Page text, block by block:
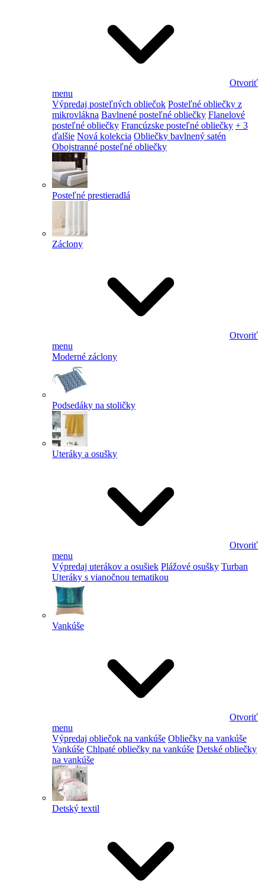
Otvoriť
menu
Výpredaj posteľných obliečok Posteľné obliečky z
mikrovlákna Bavlnené posteľné obliečky Flanelové
posteľné obliečky Francúzske posteľné obliečky + 3
ďalšie Nová kolekcia Obliečky bavlnený satén
Obojstranné posteľné obliečky
Posteľné prestieradlá
Záclony
Otvoriť
menu
Moderné záclony
Podsedáky na stoličky
Uteráky a osušky
Otvoriť
menu
Výpredaj uterákov a osušiek Plážové osušky Turban
Uteráky s vianočnou tematikou
Vankúše
Otvoriť
menu
Výpredaj obliečok na vankúše Obliečky na vankúše
Vankúše Chlpaté obliečky na vankúše Detské obliečky
na vankúše
Detský textil